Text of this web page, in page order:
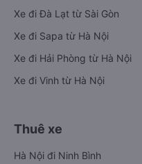
Xe đi Đà Lạt từ Sài Gòn
Xe đi Sapa từ Hà Nội
Xe đi Hải Phòng từ Hà Nội
Xe đi Vinh từ Hà Nội
Thuê xe
Hà Nội đi Ninh Bình